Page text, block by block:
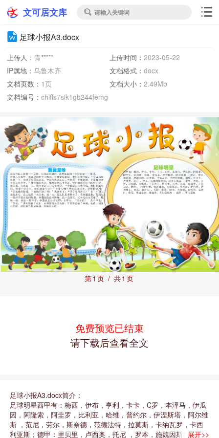
文可居文库  请输入关键词
足球小报A3.docx
上传人： 青***** 上传时间： 2023-05-22
IP属地： 乌鲁木齐 文档格式： docx
文档页数： 1页 文档大小： 2.49Mb
文档编号： chlffs7sik1gb244femg
第1页 / 共1页
免费预览已结束
请下载后查看全文
足球小报A3.docx简介：
足球明星西甲有：梅西，伊布，亨利，卡卡，C罗，本泽马，伊瓜
因，阿隆索，阿圭罗，比利亚，哈维，普约尔，伊涅斯塔，阿尔维
斯 ，范尼，劳尔，斯奈德，范德法特，拉莫斯，卡纳瓦罗，卡西
利亚斯；德甲：里贝里，卢西奥，托尼 ，罗本，施魏因斯泰格，
展开>>